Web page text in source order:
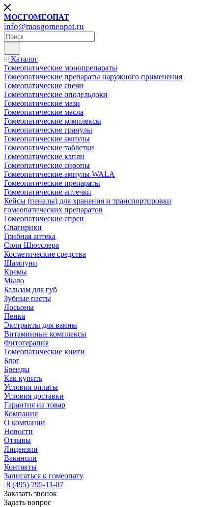
МОСГОМЕОПАТ
info@mosgomeopat.ru
Каталог
Гомеопатические монопрепараты
Гомеопатические препараты наружного применения
Гомеопатические свечи
Гомеопатические оподельдоки
Гомеопатические мази
Гомеопатические масла
Гомеопатические комплексы
Гомеопатические гранулы
Гомеопатические ампулы
Гомеопатические таблетки
Гомеопатические капли
Гомеопатические сиропы
Гомеопатические ампулы WALA
Гомеопатические препараты
Гомеопатические аптечки
Кейсы (пеналы) для хранения и транспортировки
гомеопатических препаратов
Гомеопатические спреи
Спагирики
Грибная аптека
Соли Шюсслера
Косметические средства
Шампуни
Кремы
Мыло
Бальзам для губ
Зубные пасты
Лосьоны
Пенка
Экстракты для ванны
Витаминные комплексы
Фитотерапия
Гомеопатические книги
Блог
Бренды
Как купить
Условия оплаты
Условия доставки
Гарантия на товар
Компания
О компании
Новости
Отзывы
Лицензии
Вакансии
Контакты
Записаться к гомеопату
8 (495) 795-11-07
Заказать звонок
Задать вопрос